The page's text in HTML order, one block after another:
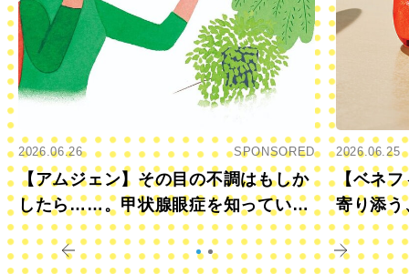
2026.06.26 SPONSORED
【アムジェン】その目の不調はもしか
したら……。甲状腺眼症を知っていま
すか？
2026.06.25
【ベネフ
寄り添う
きに